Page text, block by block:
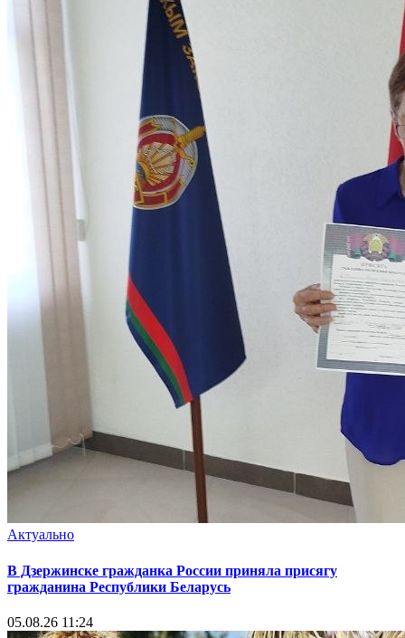
Актуально
В Дзержинске гражданка России приняла присягу
гражданина Республики Беларусь
05.08.26 11:24